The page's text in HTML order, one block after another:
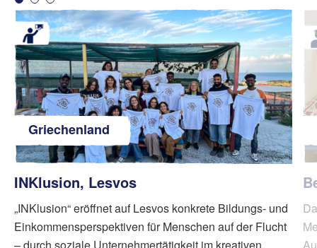
Griechenland
INKlusion, Lesvos
„INKlusion“ eröffnet auf Lesvos konkrete Bildungs- und
Einkommensperspektiven für Menschen auf der Flucht